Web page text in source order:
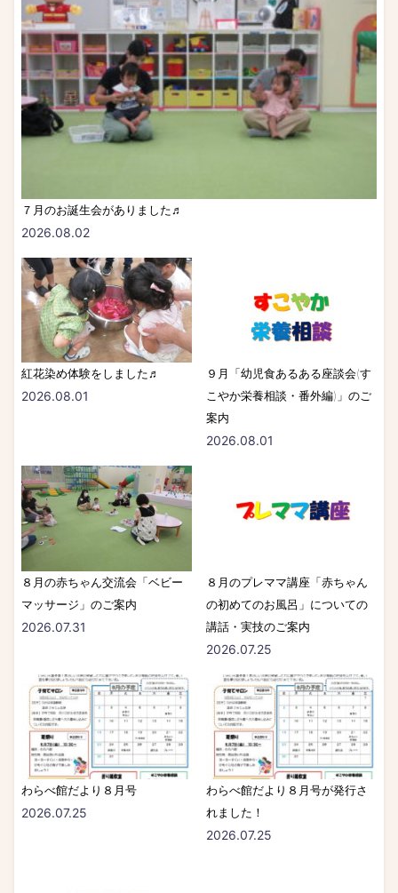
７月のお誕生会がありました♬
2026.08.02
紅花染め体験をしました♬
2026.08.01
９月「幼児食あるある座談会(す
こやか栄養相談・番外編)」のご
案内
2026.08.01
８月の赤ちゃん交流会「ベビー
マッサージ」のご案内
2026.07.31
８月のプレママ講座「赤ちゃん
の初めてのお風呂」についての
講話・実技のご案内
2026.07.25
わらべ館だより８月号
2026.07.25
わらべ館だより８月号が発行さ
れました！
2026.07.25